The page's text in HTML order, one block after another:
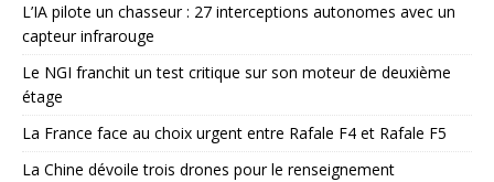
L’IA pilote un chasseur : 27 interceptions autonomes avec un
capteur infrarouge
Le NGI franchit un test critique sur son moteur de deuxième
étage
La France face au choix urgent entre Rafale F4 et Rafale F5
La Chine dévoile trois drones pour le renseignement